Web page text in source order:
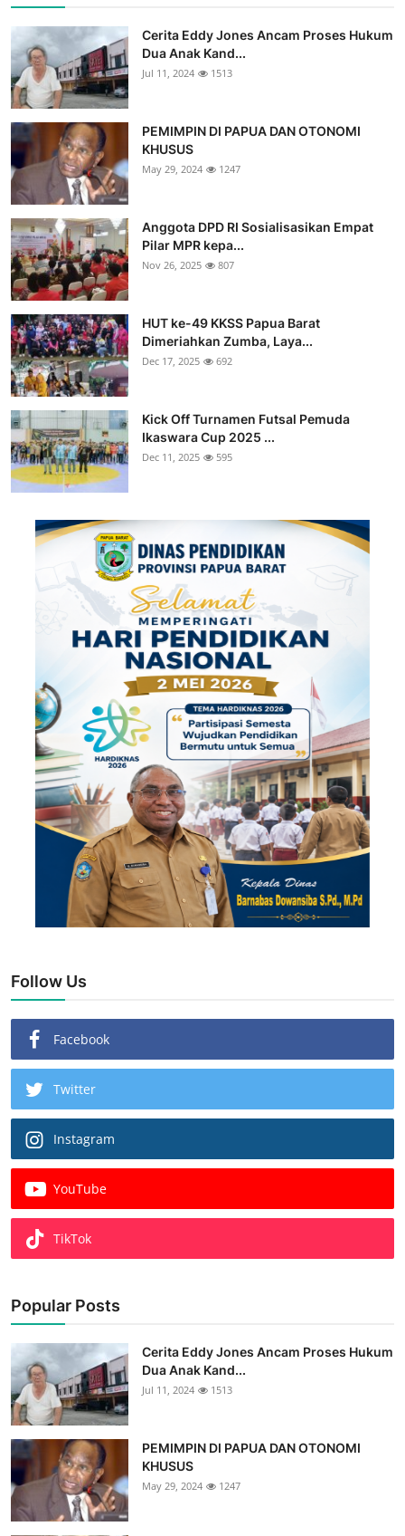
Cerita Eddy Jones Ancam Proses Hukum
Dua Anak Kand...
Jul 11, 2024 1513
PEMIMPIN DI PAPUA DAN OTONOMI
KHUSUS
May 29, 2024 1247
Anggota DPD RI Sosialisasikan Empat
Pilar MPR kepa...
Nov 26, 2025 807
HUT ke-49 KKSS Papua Barat
Dimeriahkan Zumba, Laya...
Dec 17, 2025 692
Kick Off Turnamen Futsal Pemuda
Ikaswara Cup 2025 ...
Dec 11, 2025 595
Follow Us
Facebook
Twitter
Instagram
YouTube
TikTok
Popular Posts
Cerita Eddy Jones Ancam Proses Hukum
Dua Anak Kand...
Jul 11, 2024 1513
PEMIMPIN DI PAPUA DAN OTONOMI
KHUSUS
May 29, 2024 1247